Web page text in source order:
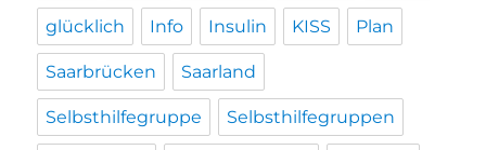
glücklich Info Insulin KISS Plan
Saarbrücken Saarland
Selbsthilfegruppe Selbsthilfegruppen